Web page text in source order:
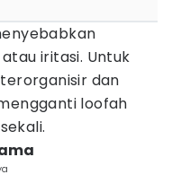
iritasi. Untuk
dan
loofah